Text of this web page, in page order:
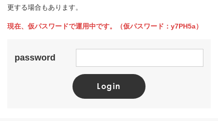
更する場合もあります。
現在、仮パスワードで運用中です。（仮パスワード：y7PH5a）
password